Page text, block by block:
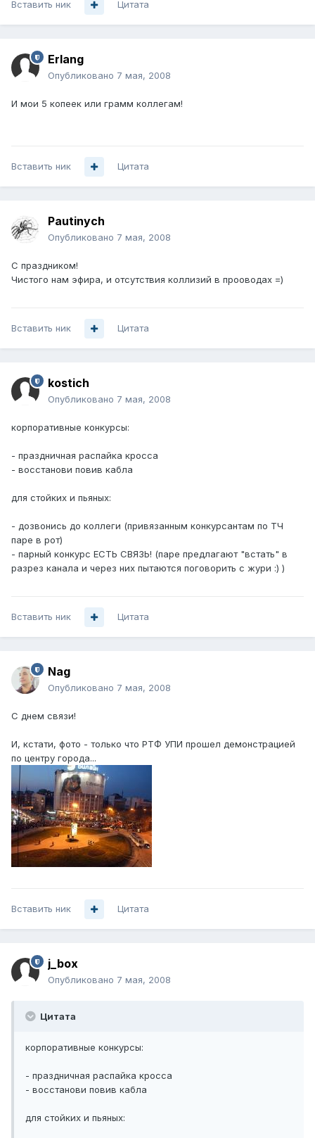
Вставить ник Цитата
Erlang
Опубликовано 7 мая, 2008
И мои 5 копеек или грамм коллегам!
Вставить ник Цитата
Pautinych
Опубликовано 7 мая, 2008
С праздником!
Чистого нам эфира, и отсутствия коллизий в прооводах =)
Вставить ник Цитата
kostich
Опубликовано 7 мая, 2008
корпоративные конкурсы:
- праздничная распайка кросса
- восстанови повив кабла
для стойких и пьяных:
- дозвонись до коллеги (привязанным конкурсантам по ТЧ
паре в рот)
- парный конкурс ЕСТЬ СВЯЗЬ! (паре предлагают "встать" в
разрез канала и через них пытаются поговорить с жури :) )
Вставить ник Цитата
Nag
Опубликовано 7 мая, 2008
С днем связи!
И, кстати, фото - только что РТФ УПИ прошел демонстрацией
по центру города...
Вставить ник Цитата
j_box
Опубликовано 7 мая, 2008
Цитата
корпоративные конкурсы:
- праздничная распайка кросса
- восстанови повив кабла
для стойких и пьяных: